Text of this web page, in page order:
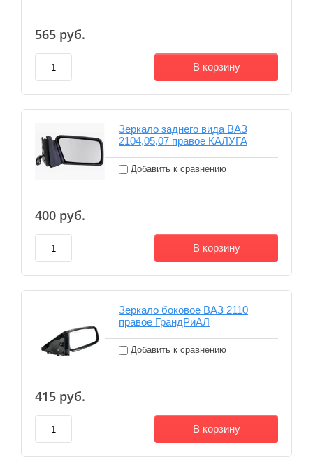
565 руб.
В корзину
Зеркало заднего вида ВАЗ
2104,05,07 правое КАЛУГА
Добавить к сравнению
400 руб.
В корзину
Зеркало боковое ВАЗ 2110
правое ГрандРиАЛ
Добавить к сравнению
415 руб.
В корзину